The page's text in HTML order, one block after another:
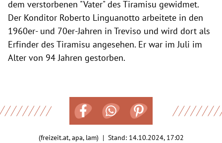
dem verstorbenen "Vater" des Tiramisu gewidmet.
Der Konditor Roberto Linguanotto arbeitete in den
1960er- und 70er-Jahren in Treviso und wird dort als
Erfinder des Tiramisu angesehen. Er war im Juli im
Alter von 94 Jahren gestorben.
(freizeit.at, apa, lam) | Stand: 14.10.2024, 17:02